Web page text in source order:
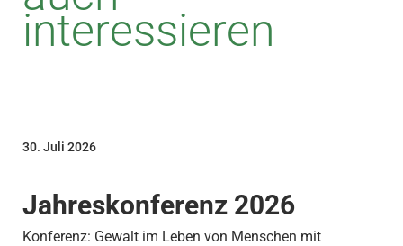
interessieren
Jahreskonferenz 2026
30. Juli 2026
Konferenz: Gewalt im Leben von Menschen mit